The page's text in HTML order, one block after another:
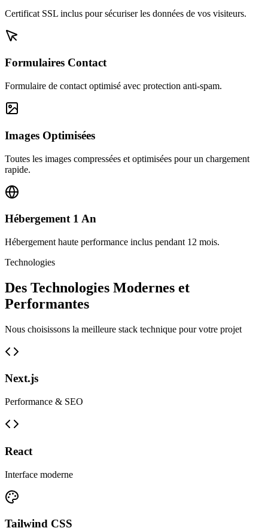
Certificat SSL inclus pour sécuriser les données de vos visiteurs.
Formulaires Contact
Formulaire de contact optimisé avec protection anti-spam.
Images Optimisées
Toutes les images compressées et optimisées pour un chargement
rapide.
Hébergement 1 An
Hébergement haute performance inclus pendant 12 mois.
Technologies
Des Technologies Modernes et
Performantes
Nous choisissons la meilleure stack technique pour votre projet
Next.js
Performance & SEO
React
Interface moderne
Tailwind CSS